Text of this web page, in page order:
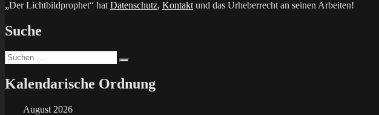
„Der Lichtbildprophet“ hat Datenschutz, Kontakt und das Urheberrecht an seinen Arbeiten!
Suche
Suchen
nach:
Kalendarische Ordnung
August 2026